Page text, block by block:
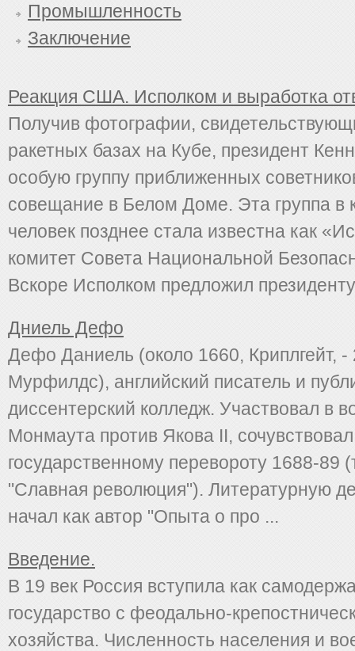
Промышленность
Заключение
Реакция США. Исполком и выработка
Получив фотографии,
ракетных базах на Кубе, президент
особую группу приближенных
совещание в Белом Доме. Эта группа в
человек позднее стала известна как
комитет Совета Национальной
Вскоре Исполком предложил
Дниель Дефо
Дефо Даниель (около 1660, Криплгейт, -
Мурфилдс), английский писатель и
диссентерский колледж. Участвовал в
Монмаута против Якова II, сочувствовал
государственному перевороту 1688-89
"Славная революция"). Литературную
начал как автор "Опыта о про ...
Введение.
В 19 век Россия вступила как
государство с феодально-
хозяйства. Численность населения и